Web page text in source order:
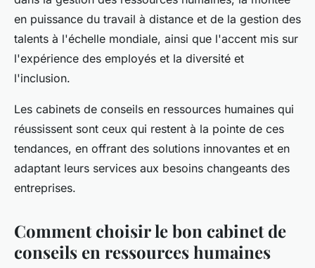
en puissance du travail à distance et de la gestion des
talents à l'échelle mondiale, ainsi que l'accent mis sur
l'expérience des employés et la diversité et
l'inclusion.
Les cabinets de conseils en ressources humaines qui
réussissent sont ceux qui restent à la pointe de ces
tendances, en offrant des solutions innovantes et en
adaptant leurs services aux besoins changeants des
entreprises.
Comment choisir le bon cabinet de
conseils en ressources humaines